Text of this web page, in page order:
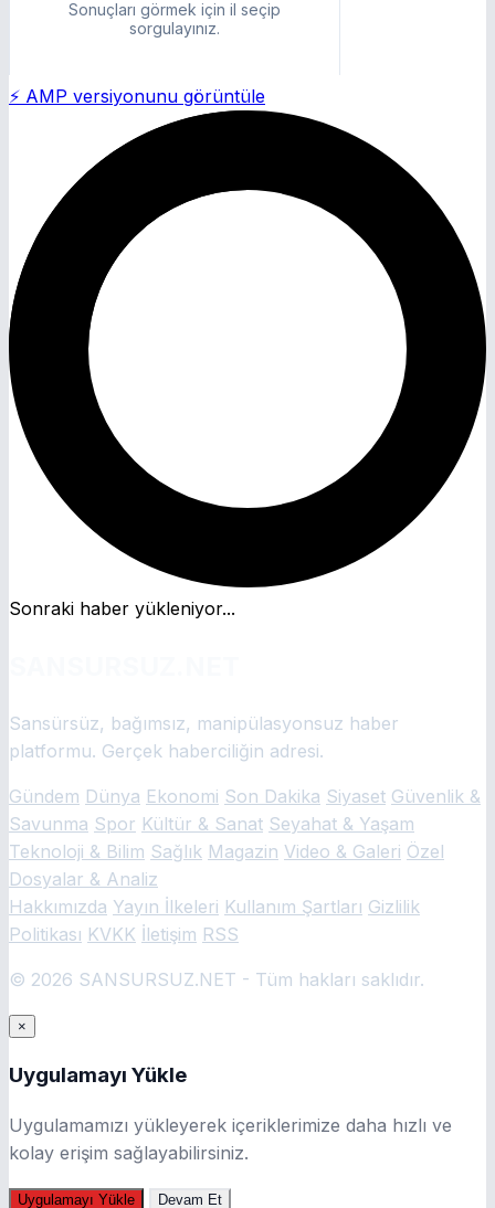
⚡ AMP versiyonunu görüntüle
Sonraki haber yükleniyor...
Sansürsüz, bağımsız, manipülasyonsuz haber
platformu. Gerçek haberciliğin adresi.
Gündem Dünya Ekonomi Son Dakika Siyaset Güvenlik &
Savunma Spor Kültür & Sanat Seyahat & Yaşam
Teknoloji & Bilim Sağlık Magazin Video & Galeri Özel
Dosyalar & Analiz
Hakkımızda Yayın İlkeleri Kullanım Şartları Gizlilik
Politikası KVKK İletişim RSS
© 2026 SANSURSUZ.NET - Tüm hakları saklıdır.
×
Uygulamayı Yükle
Uygulamamızı yükleyerek içeriklerimize daha hızlı ve
kolay erişim sağlayabilirsiniz.
Uygulamayı Yükle Devam Et